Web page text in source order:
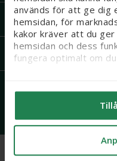
används för att ge dig
hemsidan, för
kakor kräver att du
hemsidan och dess
fungera optimalt om
komma att behandlas
säljer
läkemedel och
och sex. När du
också till att känsliga
för samma ändamål.
Om Apoteket
Mer från